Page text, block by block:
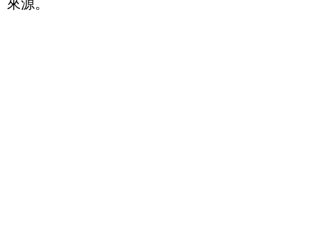
來源。